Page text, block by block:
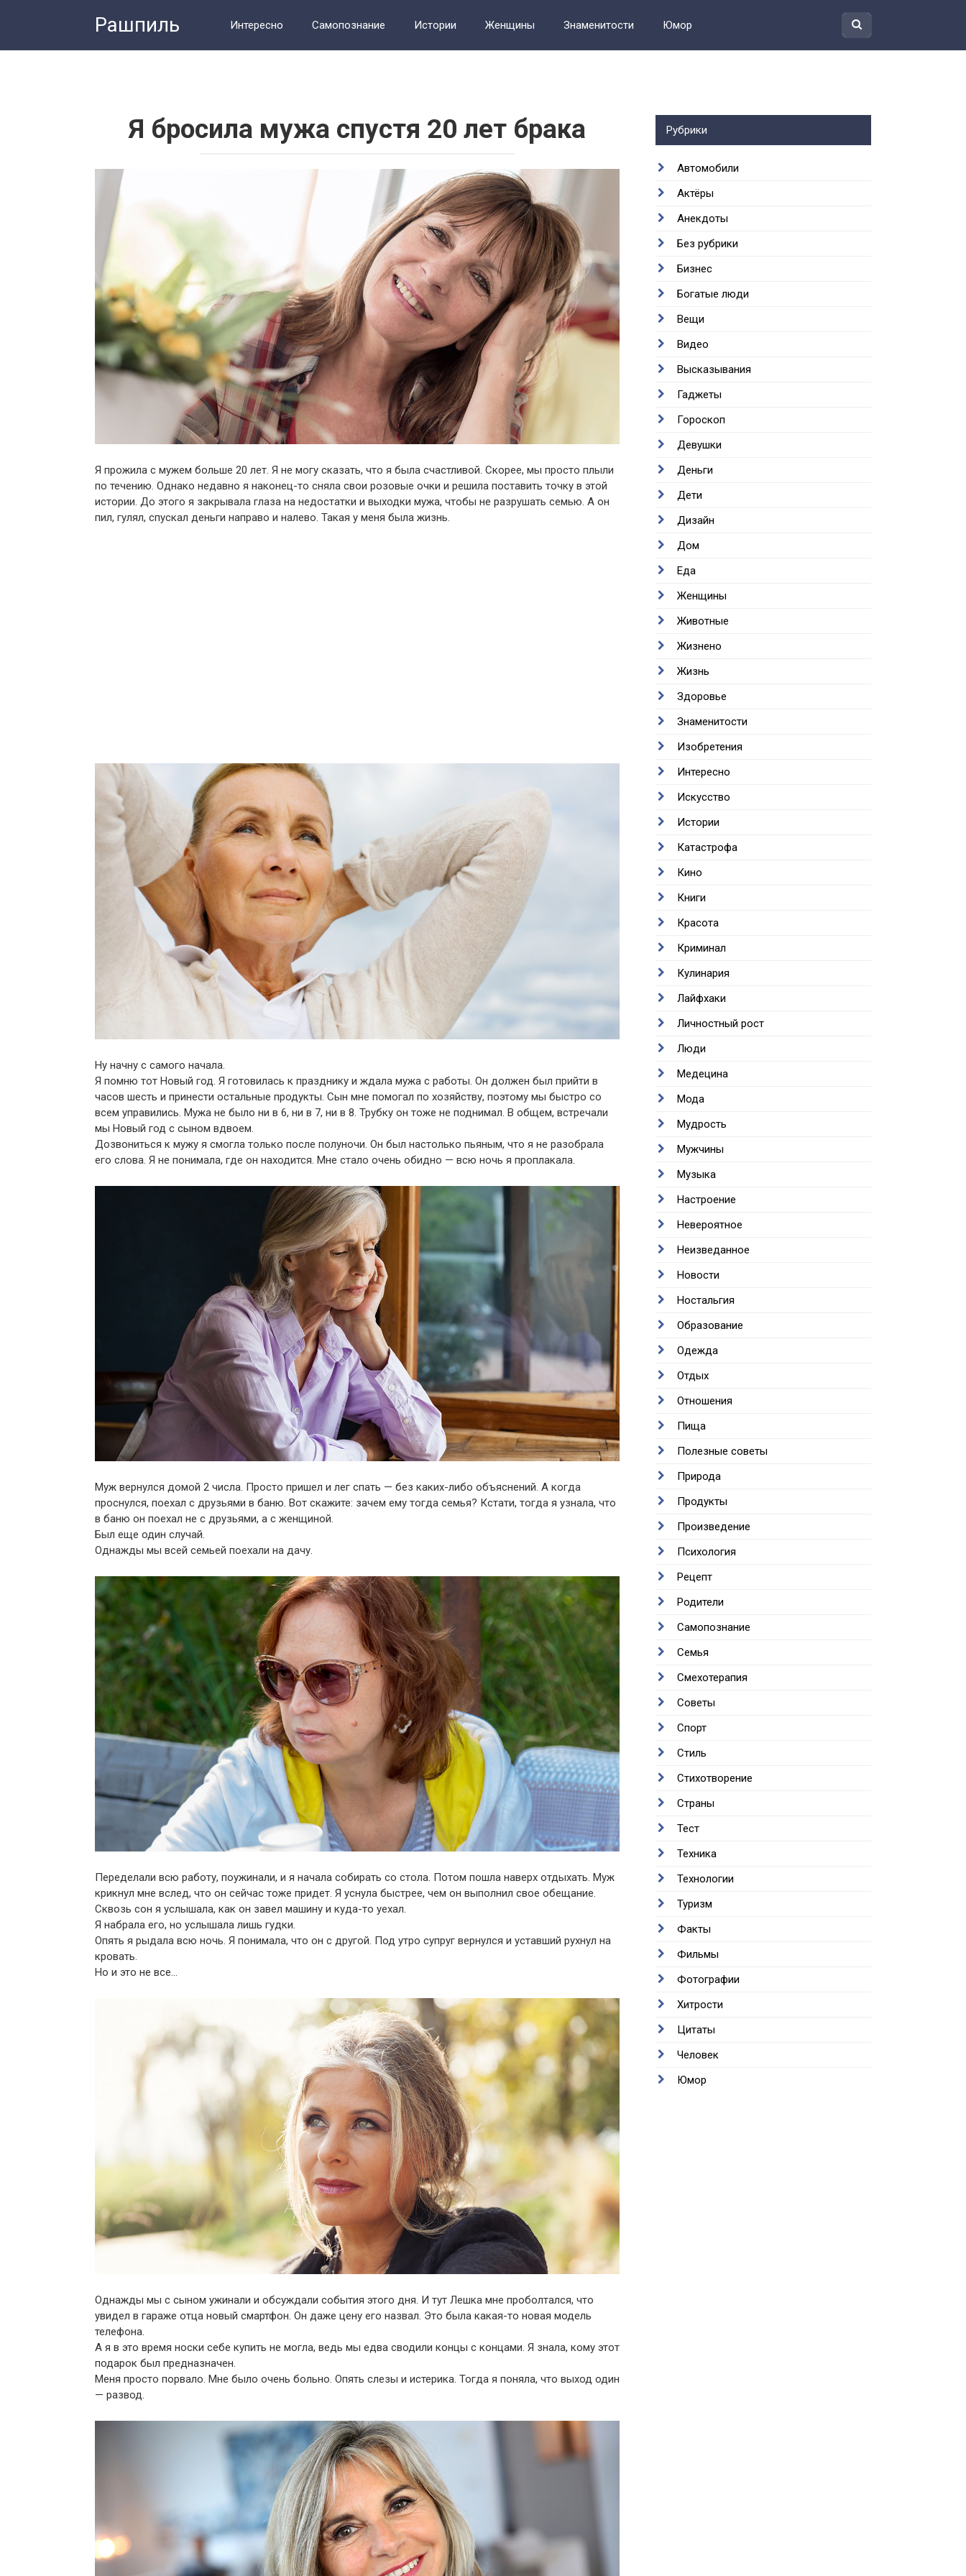
Рашпиль Интересно Самопознание Истории Женщины Знаменитости Юмор
Я бросила мужа спустя 20 лет брака
Я прожила с мужем больше 20 лет. Я не могу сказать, что я была счастливой. Скорее, мы просто плыли
по течению. Однако недавно я наконец-то сняла свои розовые очки и решила поставить точку в этой
истории. До этого я закрывала глаза на недостатки и выходки мужа, чтобы не разрушать семью. А он
пил, гулял, спускал деньги направо и налево. Такая у меня была жизнь.
Ну начну с самого начала.
Я помню тот Новый год. Я готовилась к празднику и ждала мужа с работы. Он должен был прийти в
часов шесть и принести остальные продукты. Сын мне помогал по хозяйству, поэтому мы быстро со
всем управились. Мужа не было ни в 6, ни в 7, ни в 8. Трубку он тоже не поднимал. В общем, встречали
мы Новый год с сыном вдвоем.
Дозвониться к мужу я смогла только после полуночи. Он был настолько пьяным, что я не разобрала
его слова. Я не понимала, где он находится. Мне стало очень обидно — всю ночь я проплакала.
Муж вернулся домой 2 числа. Просто пришел и лег спать — без каких-либо объяснений. А когда
проснулся, поехал с друзьями в баню. Вот скажите: зачем ему тогда семья? Кстати, тогда я узнала, что
в баню он поехал не с друзьями, а с женщиной.
Был еще один случай.
Однажды мы всей семьей поехали на дачу.
Переделали всю работу, поужинали, и я начала собирать со стола. Потом пошла наверх отдыхать. Муж
крикнул мне вслед, что он сейчас тоже придет. Я уснула быстрее, чем он выполнил свое обещание.
Сквозь сон я услышала, как он завел машину и куда-то уехал.
Я набрала его, но услышала лишь гудки.
Опять я рыдала всю ночь. Я понимала, что он с другой. Под утро супруг вернулся и уставший рухнул на
кровать.
Но и это не все…
Однажды мы с сыном ужинали и обсуждали события этого дня. И тут Лешка мне проболтался, что
увидел в гараже отца новый смартфон. Он даже цену его назвал. Это была какая-то новая модель
телефона.
А я в это время носки себе купить не могла, ведь мы едва сводили концы с концами. Я знала, кому этот
подарок был предназначен.
Меня просто порвало. Мне было очень больно. Опять слезы и истерика. Тогда я поняла, что выход один
— развод.
Рубрики
Автомобили
Актёры
Анекдоты
Без рубрики
Бизнес
Богатые люди
Вещи
Видео
Высказывания
Гаджеты
Гороскоп
Девушки
Деньги
Дети
Дизайн
Дом
Еда
Женщины
Животные
Жизнено
Жизнь
Здоровье
Знаменитости
Изобретения
Интересно
Искусство
Истории
Катастрофа
Кино
Книги
Красота
Криминал
Кулинария
Лайфхаки
Личностный рост
Люди
Медецина
Мода
Мудрость
Мужчины
Музыка
Настроение
Невероятное
Неизведанное
Новости
Ностальгия
Образование
Одежда
Отдых
Отношения
Пища
Полезные советы
Природа
Продукты
Произведение
Психология
Рецепт
Родители
Самопознание
Семья
Смехотерапия
Советы
Спорт
Стиль
Стихотворение
Страны
Тест
Техника
Технологии
Туризм
Факты
Фильмы
Фотографии
Хитрости
Цитаты
Человек
Юмор